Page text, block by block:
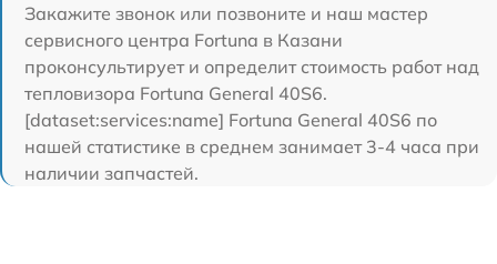
Закажите звонок или позвоните и наш мастер
сервисного центра Fortuna в Казани
проконсультирует и определит стоимость работ над
тепловизора Fortuna General 40S6.
[dataset:services:name] Fortuna General 40S6 по
нашей статистике в среднем занимает 3-4 часа при
наличии запчастей.